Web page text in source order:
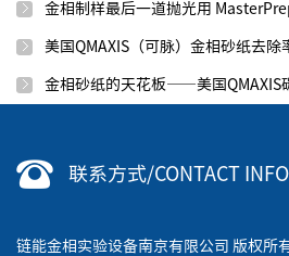
金相制样最后一道抛光用
美国QMAXIS（可脉）金相砂纸去除
金相砂纸的天花板——美国QMAXIS
联系方式/CONTACT
链能金相实验设备南京有限公司 版权所